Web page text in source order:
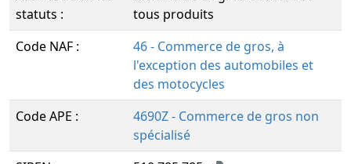
statuts :
tous produits
Code NAF :
46 - Commerce de gros, à
l'exception des automobiles et
des motocycles
Code APE :
4690Z - Commerce de gros non
spécialisé